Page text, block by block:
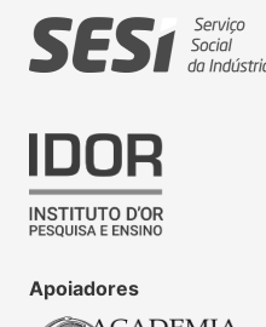
Apoiadores